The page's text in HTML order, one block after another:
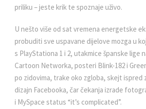
priliku – jeste krik te spoznaje uživo.
U nešto više od sat vremena energetske
probuditi sve uspavane dijelove mozga u
s PlayStationa 1 i 2, utakmice španske lige
Cartoon Networka, posteri Blink-182 i
po zidovima, trake oko zgloba, skejt ispred
dizajn Facebooka, čar čekanja izrade
i MySpace status “it’s complicated”.